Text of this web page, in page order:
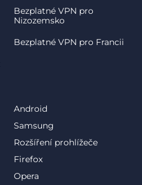
Android
Samsung
Rozšíření prohlížeče
Firefox
Opera
Bezplatné VPN pro
Nizozemsko
Bezplatné VPN pro Francii